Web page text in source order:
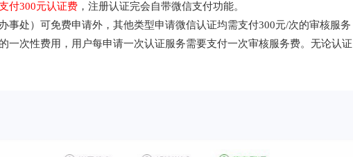
付300元认证费 ，注册认证完会自带微信支付功能。
事处）可免费申请外，其他类型申请微信认证均需支付300元/次的审核服务
一次性费用，用户每申请一次认证服务需要支付一次审核服务费。无论认证